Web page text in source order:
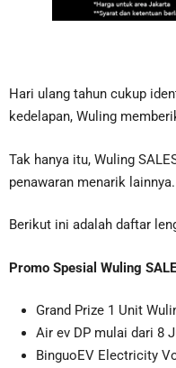
Hari ulang tahun cukup
kedelapan, Wuling
Tak hanya itu, Wuling
penawaran menarik lainnya.
Berikut ini adalah daftar
Promo Spesial Wuling
Grand Prize 1 Unit
Air ev DP mulai dari 8
BinguoEV Electricity